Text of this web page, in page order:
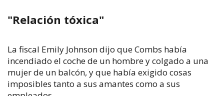
"Relación tóxica"
La fiscal Emily Johnson dijo que Combs había
incendiado el coche de un hombre y colgado a una
mujer de un balcón, y que había exigido cosas
imposibles tanto a sus amantes como a sus